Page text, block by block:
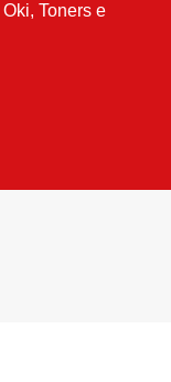
Oki, Toners e